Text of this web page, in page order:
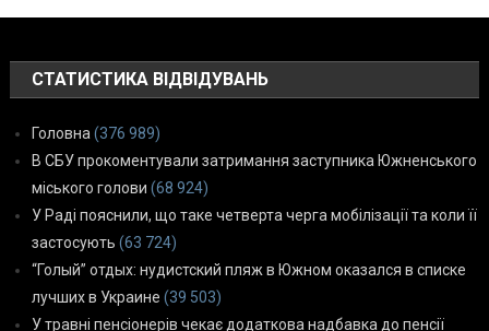
СТАТИСТИКА ВІДВІДУВАНЬ
Головна (376 989)
В СБУ прокоментували затримання заступника Южненського
міського голови (68 924)
У Раді пояснили, що таке четверта черга мобілізації та коли її
застосують (63 724)
“Голый” отдых: нудистский пляж в Южном оказался в списке
лучших в Украине (39 503)
У травні пенсіонерів чекає додаткова надбавка до пенсії